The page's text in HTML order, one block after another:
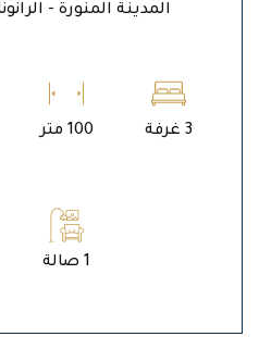
المدينة المنورة -
3 غرفة 100 متر
1 صالة